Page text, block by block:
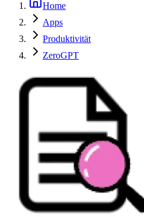
Home
Apps
Produktivität
ZeroGPT